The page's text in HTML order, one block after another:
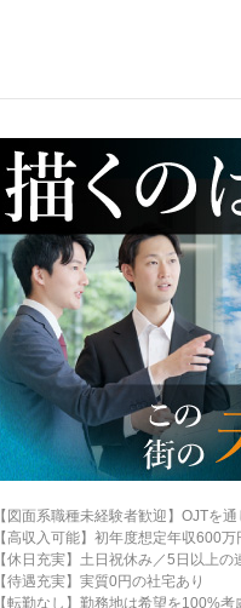
【図面系職種未経験者歓迎】OJTを
【高収入可能】初年度想定年収600
【休日充実】土日祝休み／5日以上の
【待遇充実】実質0円の社宅あり
【転勤なし】勤務地は希望を100%考